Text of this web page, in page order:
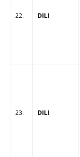
22. DILI
23. DILI